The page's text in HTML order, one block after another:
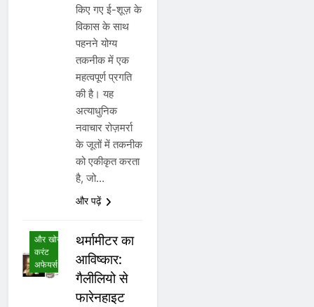
किए गए ई-शूज़ के
विकास के साथ
पहनने योग्य
तकनीक में एक
महत्वपूर्ण प्रगति
की है। यह
अत्याधुनिक
नवाचार रोज़मर्रा
के जूतों में तकनीक
को एकीकृत करता
है, जो…
और पढ़ें
और खोज
करंट
अफेयर्स
थर्मामीटर का
आविष्कार:
गैलीलियो से
फारेनहाइट